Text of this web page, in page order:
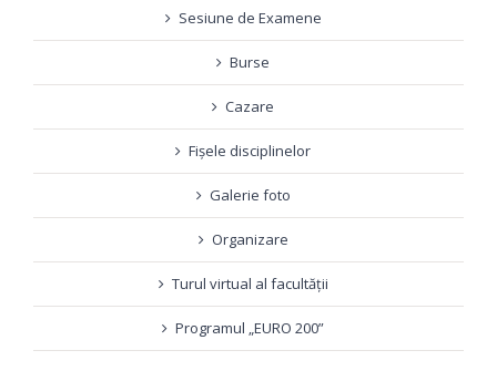
Sesiune de Examene
Burse
Cazare
Fișele disciplinelor
Galerie foto
Organizare
Turul virtual al facultății
Programul „EURO 200”